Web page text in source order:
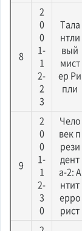
8
2
0
0
1-
1
2-
2
3
Тала
нтли
вый
мист
ер Ри
пли
9
2
0
0
1-
1
2-
3
0
Чело
век п
рези
дент
а-2: А
нтит
ерро
рист